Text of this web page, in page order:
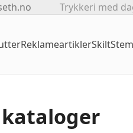
Trykkeri med
ReklameartiklerSkilt